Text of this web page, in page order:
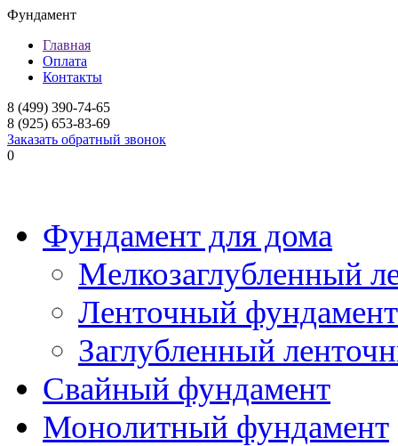
Фундамент
Главная
Оплата
Контакты
8 (499) 390-74-65
8 (925) 653-83-69
Заказать обратный звонок
0
Фундамент для дома
Мелкозаглубленный
Ленточный
Заглубленный
Свайный фундамент
Монолитный фундамент